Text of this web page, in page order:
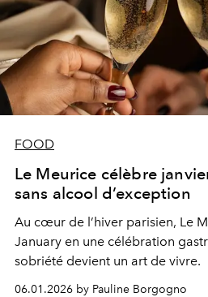
FOOD
Le Meurice célèbre
sans alcool d’exception
Au cœur de l’hiver parisien, Le
January en une célébration
sobriété devient un art de vivre.
06.01.2026 by Pauline Borgogno